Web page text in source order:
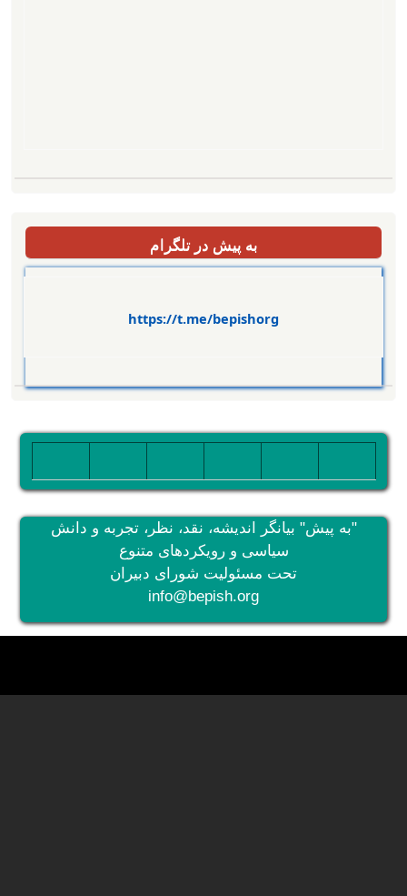
به پیش در تلگرام
https://t.me/bepishorg
"به پیش" بیانگر اندیشه، نقد، نظر، تجربه و دانش
سیاسی و رویکردهای متنوع
تحت مسئولیت شورای دبیران
info@bepish.org